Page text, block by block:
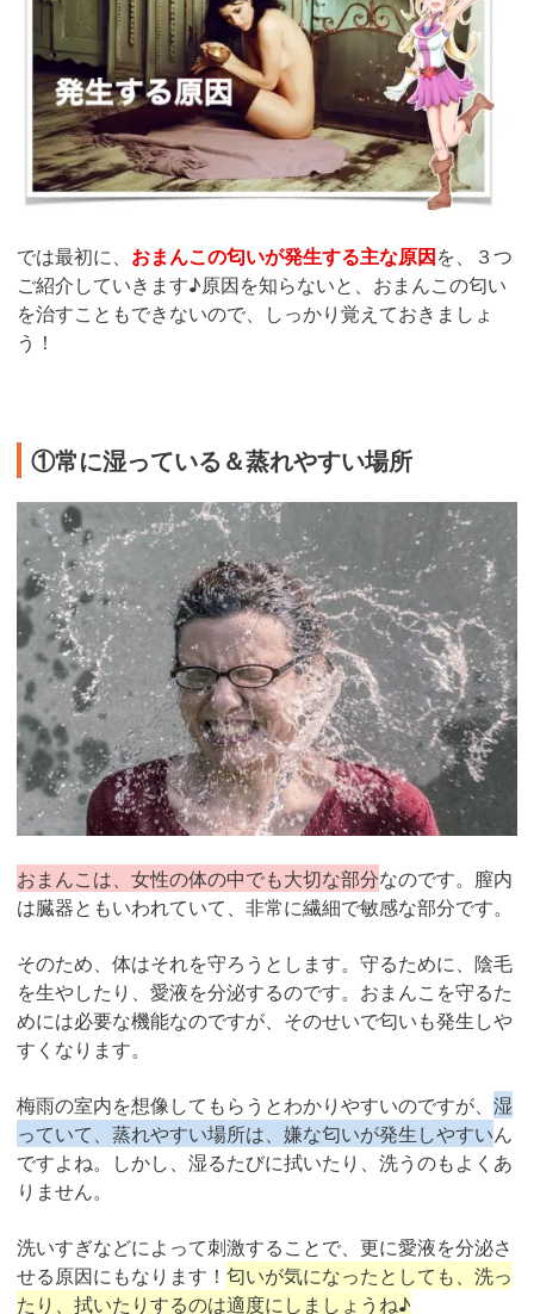
では最初に、 おまんこの匂いが発生する主な原因を、３つ
ご紹介していきます♪原因を知らないと、おまんこの匂い
を治すこともできないので、しっかり覚えておきましょ
う！
①常に湿っている＆蒸れやすい場所
おまんこは、女性の体の中でも大切な部分なのです。膣内
は臓器ともいわれていて、非常に繊細で敏感な部分です。
そのため、体はそれを守ろうとします。守るために、陰毛
を生やしたり、愛液を分泌するのです。おまんこを守るた
めには必要な機能なのですが、そのせいで匂いも発生しや
すくなります。
梅雨の室内を想像してもらうとわかりやすいのですが、 湿
っていて、蒸れやすい場所は、嫌な匂いが発生しやすいん
ですよね。しかし、湿るたびに拭いたり、洗うのもよくあ
りません。
洗いすぎなどによって刺激することで、更に愛液を分泌さ
せる原因にもなります！ 匂いが気になったとしても、洗っ
たり、拭いたりするのは適度にしましょうね♪